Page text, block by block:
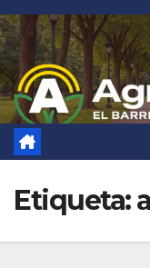
Saltar
al
contenido
Etiqueta: